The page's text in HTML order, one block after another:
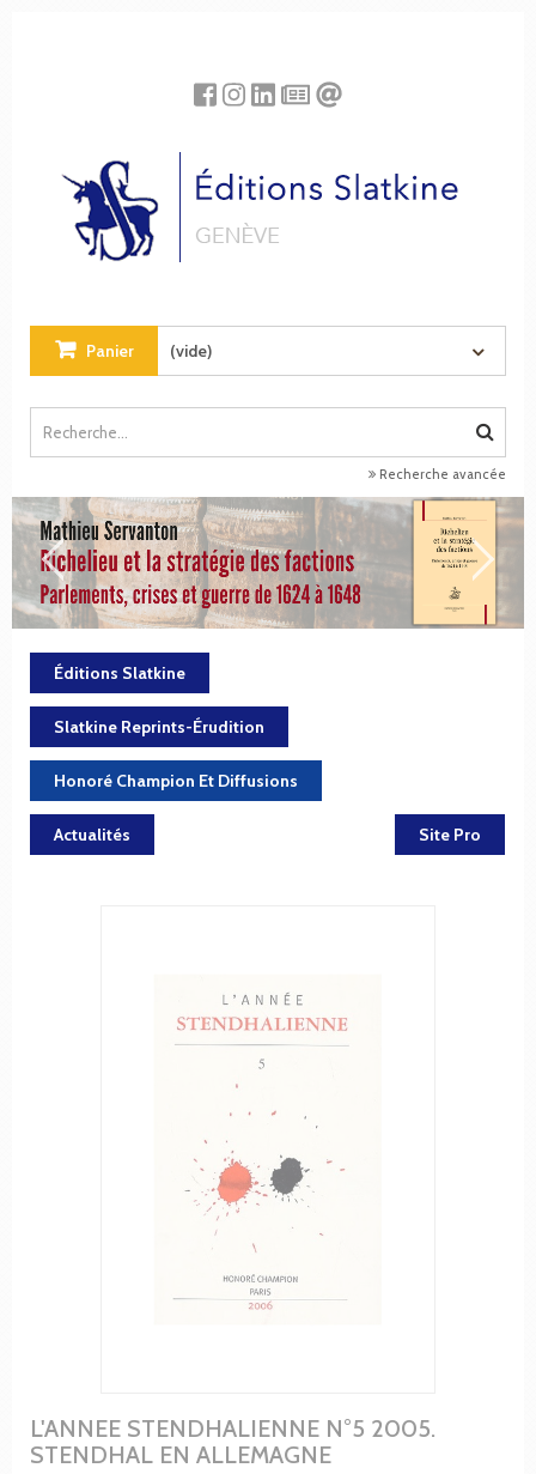
Panier (vide)
Recherche avancée
Éditions Slatkine
Slatkine Reprints-Érudition
Honoré Champion Et Diffusions
Actualités Site Pro
L'ANNEE STENDHALIENNE N°5 2005.
STENDHAL EN ALLEMAGNE